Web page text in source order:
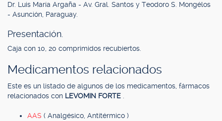
Dr. Luis María Argaña - Av. Gral. Santos y Teodoro S. Mongélos
- Asunción, Paraguay.
Presentación.
Caja con 10, 20 comprimidos recubiertos.
Medicamentos relacionados
Este es un listado de algunos de los medicamentos, fármacos
relacionados con LEVOMIN FORTE
AAS ( Analgésico, Antitérmico )